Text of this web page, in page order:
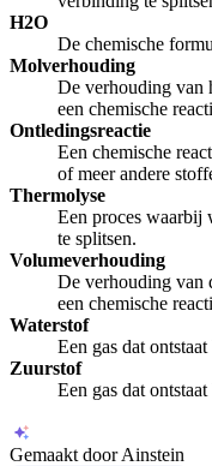
H2O
De chemische
Molverhouding
De verhouding van
een chemische
Ontledingsreactie
Een chemische
of meer andere
Thermolyse
Een proces waarbij
te splitsen.
Volumeverhouding
De verhouding van
een chemische
Waterstof
Een gas dat
Zuurstof
Een gas dat
Gemaakt door Ainstein